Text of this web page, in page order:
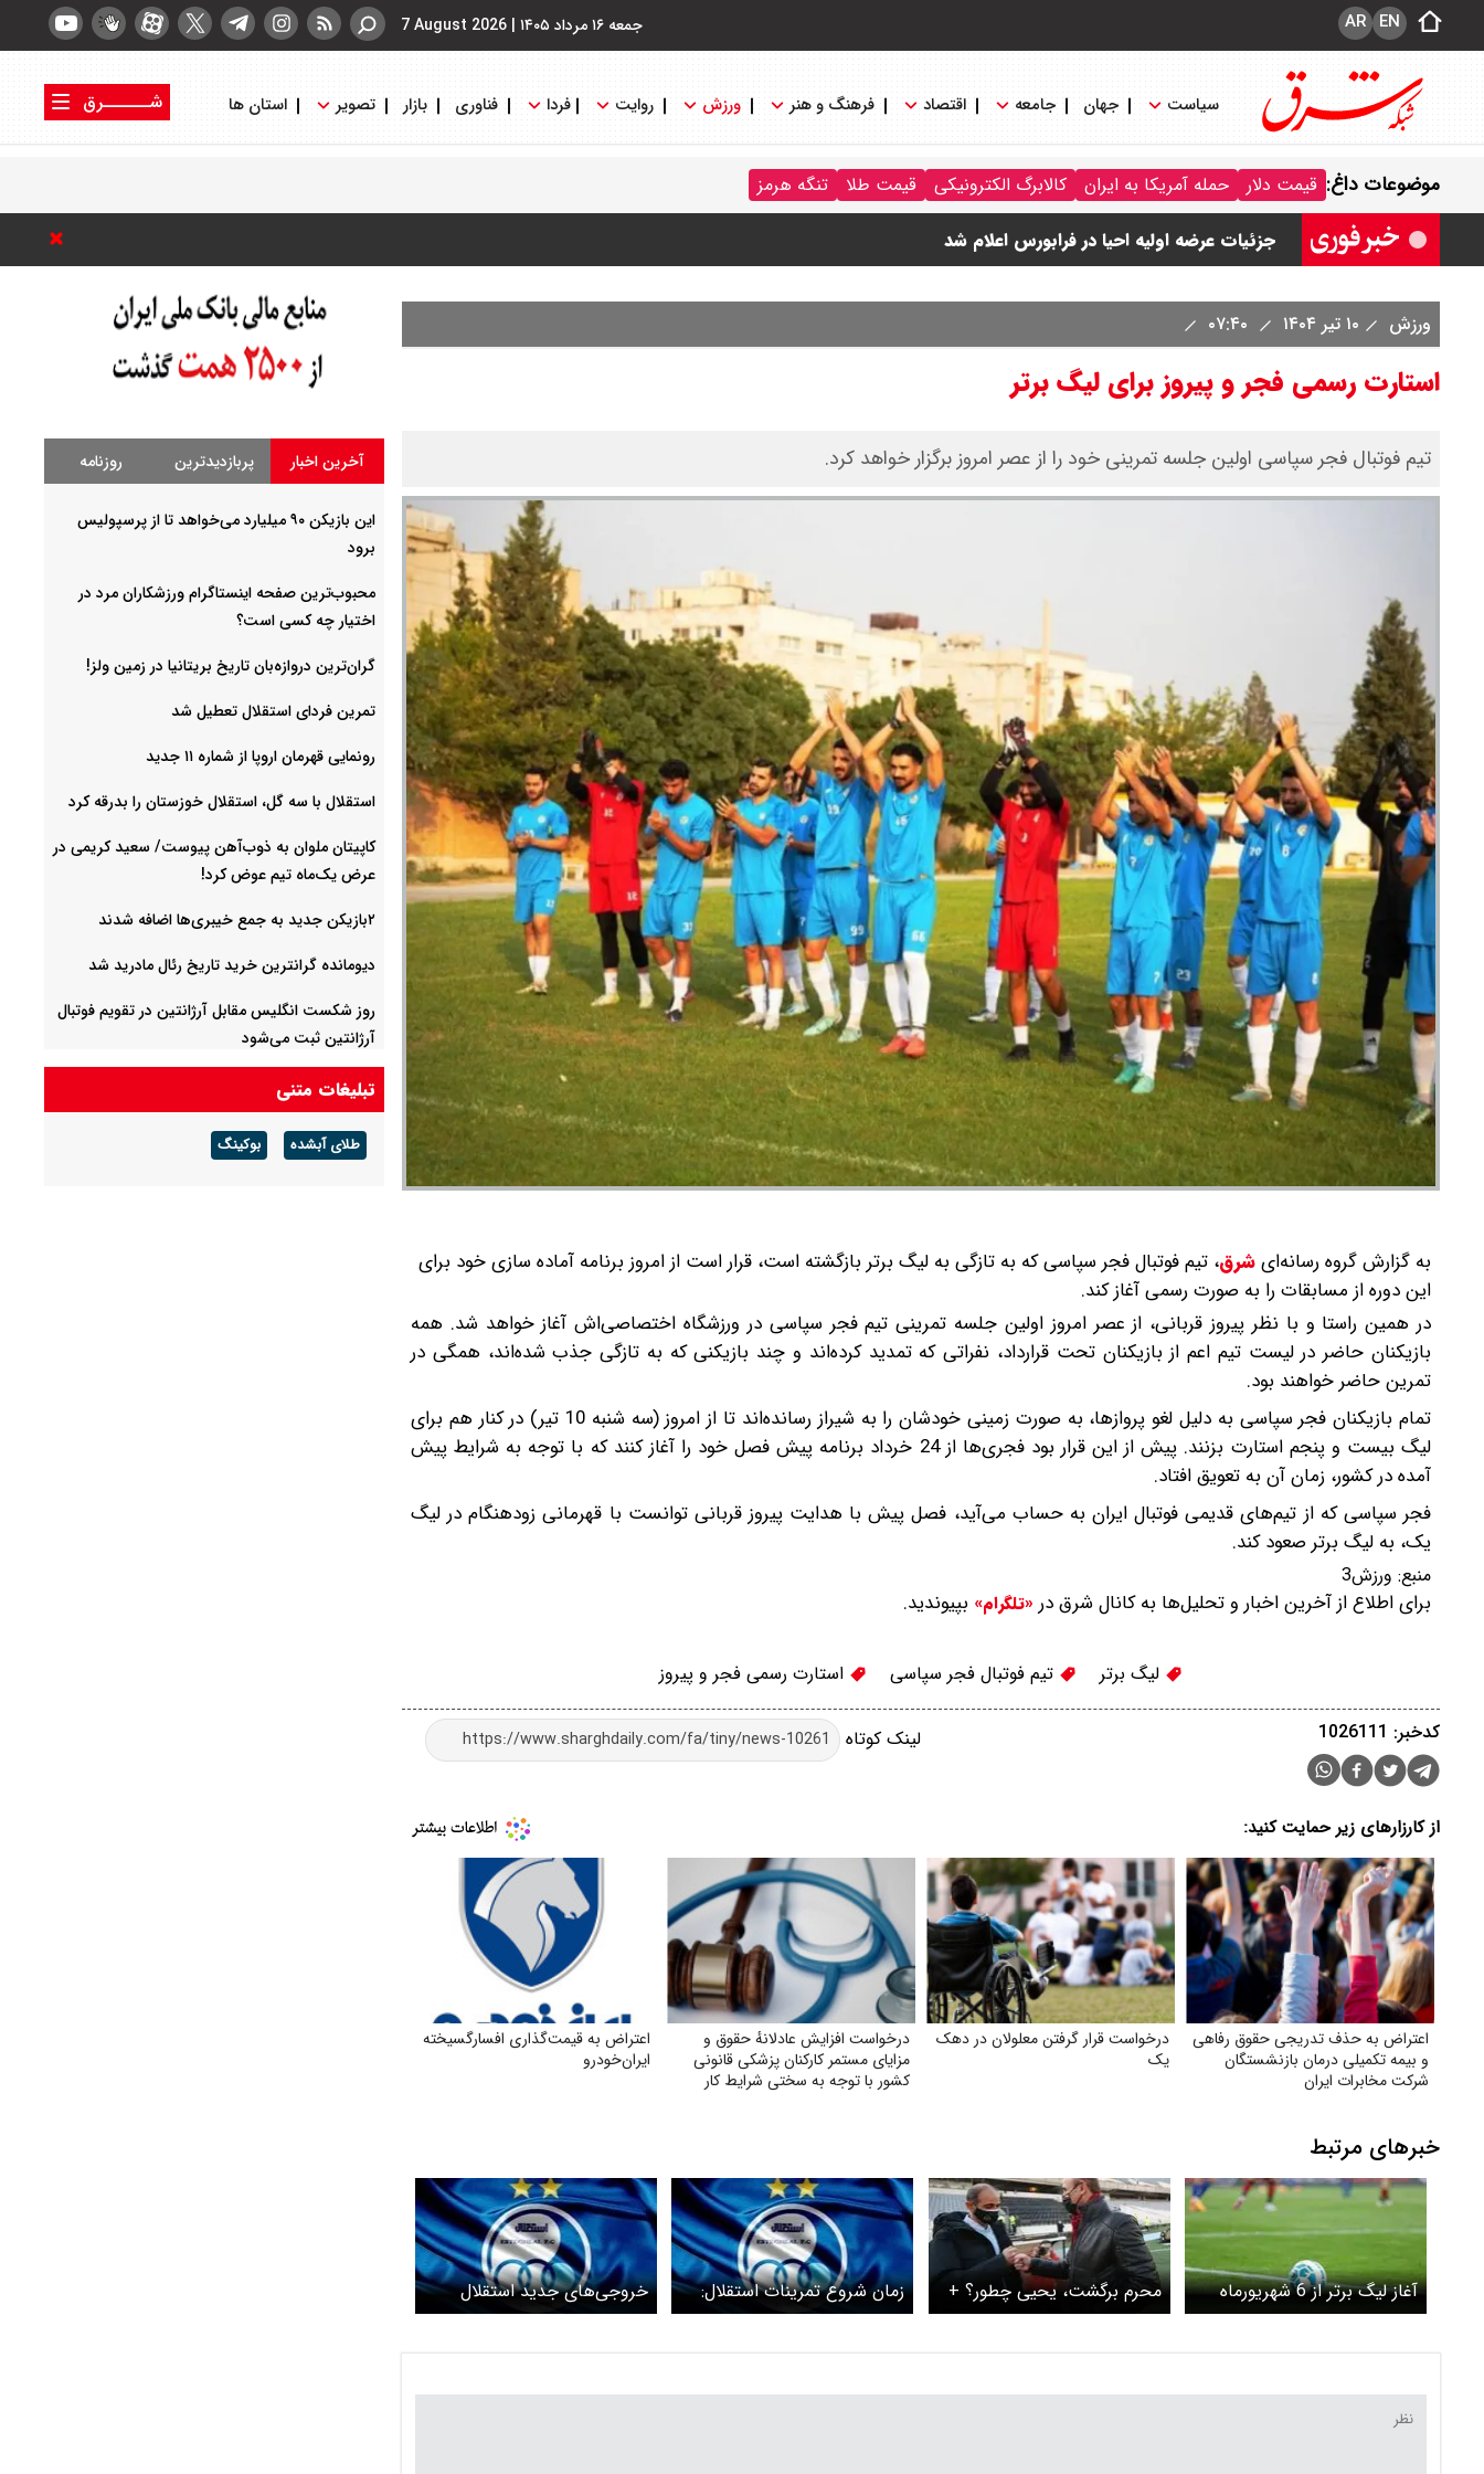
جمعه ۱۶ مرداد ۱۴۰۵ |
7 August 2026 EN
AR
سیاست جهان جامعه اقتصاد فرهنگ و هنر ورزش روایت فردا فناوری بازار تصویر استان ها
شــــــرق
موضوعات داغ: قیمت دلار حمله آمریکا به ایران کالابرگ الکترونیکی قیمت طلا تنگه هرمز
قیمت نفت امروز جمعه ۱۶ مرداد ۱۴۰۵ / نفت صعودی شد + جدول
چرا معوقات بازنشستگان تامین اجتماعی پرداخت نمی شود؟
جزئیات عرضه اولیه احیا در فرابورس اعلام شد
قیمت طلای جهان امروز جمعه ۱۶مرداد۱۴۰۵ /هر اونس طلا چند ؟ + جدول
ورزش ۱۰ تیر ۱۴۰۴
استارت رسمی فجر و پیروز برای لیگ برتر
تیم فوتبال فجر سپاسی اولین جلسه تمرینی خود را از عصر امروز برگزار خواهد کرد.
به گزارش گروه رسانه‌ایشرق، تیم فوتبال فجر سپاسی که به تازگی به لیگ برتر بازگشته است، قرار است از امروز برنامه آماده سازی خود برای
این دوره از مسابقات را به صورت رسمی آغاز کند.
در همین راستا و با نظر پیروز قربانی، از عصر امروز اولین جلسه تمرینی تیم فجر سپاسی در ورزشگاه اختصاصی‌اش آغاز خواهد شد. همه
بازیکنان حاضر در لیست تیم اعم از بازیکنان تحت قرارداد، نفراتی که تمدید کرده‌اند و چند بازیکنی که به تازگی جذب شده‌اند، همگی در
تمرین حاضر خواهند بود.
تمام بازیکنان فجر سپاسی به دلیل لغو پروازها، به صورت زمینی خودشان را به شیراز رسانده‌اند تا از امروز (سه شنبه 10 تیر) در کنار هم برای
لیگ بیست و پنجم استارت بزنند. پیش از این قرار بود فجری‌ها از 24 خرداد برنامه پیش فصل خود را آغاز کنند که با توجه به شرایط پیش
آمده در کشور، زمان آن به تعویق افتاد.
فجر سپاسی که از تیم‌های قدیمی فوتبال ایران به حساب می‌آید، فصل پیش با هدایت پیروز قربانی توانست با قهرمانی زودهنگام در لیگ
یک، به لیگ برتر صعود کند.
منبع: ورزش3
برای اطلاع از آخرین اخبار و تحلیل‌ها به کانال شرق در «تلگرام» بپیوندید.
لیگ برتر تیم فوتبال فجر سپاسی استارت رسمی فجر و پیروز
لینک کوتاه کدخبر: 1026111
از کارزارهای زیر حمایت کنید:
اعتراض به حذف تدریجی حقوق رفاهی
و بیمه تکمیلی درمان بازنشستگان
شرکت مخابرات ایران
درخواست قرار گرفتن معلولان در دهک
یک
درخواست افزایش عادلانهٔ حقوق و
مزایای مستمر کارکنان پزشکی قانونی
کشور با توجه به سختی شرایط کار
اعتراض به قیمت‌گذاری افسارگسیخته
ایران‌خودرو
خبرهای مرتبط
آغاز لیگ برتر از 6 شهریورماه
محرم برگشت، یحیی چطور؟ +
عکس
زمان شروع تمرینات استقلال:
نامشخص!
خروجی‌های جدید استقلال
مشخص شدند
آخرین اخبار پربازدیدترین روزنامه
این بازیکن ۹۰ میلیارد می‌خواهد تا از پرسپولیس
برود
محبوب‌ترین صفحه اینستاگرام ورزشکاران مرد در
اختیار چه کسی است؟
گران‌ترین دروازه‌بان تاریخ بریتانیا در زمین ولز!
تمرین فردای استقلال تعطیل شد
رونمایی قهرمان اروپا از شماره ۱۱ جدید
استقلال با سه گل، استقلال خوزستان را بدرقه کرد
کاپیتان ملوان به ذوب‌آهن پیوست/ سعید کریمی در
عرض یک‌ماه تیم عوض کرد!
۲بازیکن جدید به جمع خیبری‌ها اضافه شدند
دیومانده گرانترین خرید تاریخ رئال مادرید شد
روز شکست انگلیس مقابل آرژانتین در تقویم فوتبال
آرژانتین ثبت می‌شود
تبلیغات متنی
طلای آبشده بوکینگ